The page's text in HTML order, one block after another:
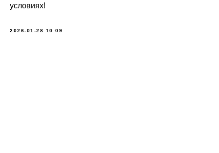
условиях!
2026-01-28 10:09